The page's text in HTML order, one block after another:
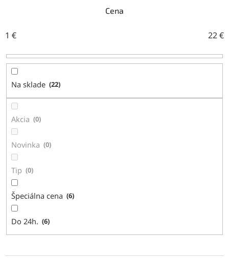
e
r
o
k
Cena
1 € 22€
Na sklade 22
Akcia 0
Novinka 0
Tip 0
Špeciálna cena 6
Do 24h. 6